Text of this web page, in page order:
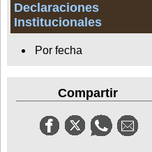
Declaraciones
Institucionales
Por fecha
Compartir